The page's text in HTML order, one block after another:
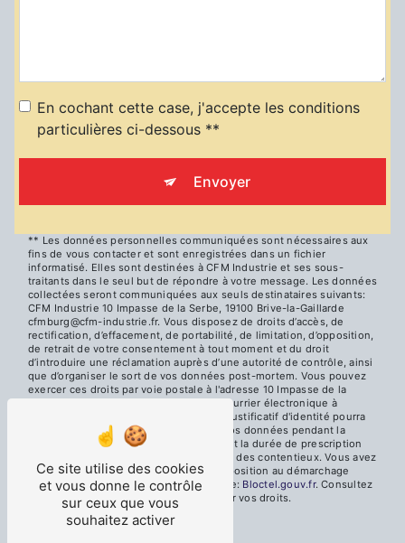
En cochant cette case, j'accepte les conditions
particulières ci-dessous **
Envoyer
** Les données personnelles communiquées sont nécessaires aux
fins de vous contacter et sont enregistrées dans un fichier
informatisé. Elles sont destinées à CFM Industrie et ses sous-
traitants dans le seul but de répondre à votre message. Les données
collectées seront communiquées aux seuls destinataires suivants:
CFM Industrie 10 Impasse de la Serbe, 19100 Brive-la-Gaillarde
cfmburg@cfm-industrie.fr. Vous disposez de droits d’accès, de
rectification, d’effacement, de portabilité, de limitation, d’opposition,
de retrait de votre consentement à tout moment et du droit
d’introduire une réclamation auprès d’une autorité de contrôle, ainsi
que d’organiser le sort de vos données post-mortem. Vous pouvez
exercer ces droits par voie postale à l'adresse 10 Impasse de la
Serbe, 19100 Brive-la-Gaillarde ou par courrier électronique à
l'adresse cfmburg@cfm-industrie.fr. Un justificatif d'identité pourra
vous être demandé. Nous conservons vos données pendant la
période de prise de contact puis pendant la durée de prescription
légale aux fins probatoires et de gestion des contentieux. Vous avez
le droit de vous inscrire sur la liste d'opposition au démarchage
téléphonique, disponible à cette adresse:
Bloctel.gouv.fr. Consultez
le site cnil.fr pour plus d’informations sur vos droits.
Ce site utilise des cookies
et vous donne le contrôle
sur ceux que vous
souhaitez activer